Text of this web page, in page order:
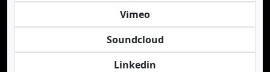
Vimeo
Soundcloud
Linkedin